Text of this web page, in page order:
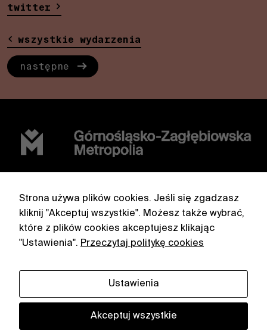
twitter
wszystkie wydarzenia
następne
Górnośląsko-Zagłębiowska Metropolia
ul. Barbary 21A, 40-053 Katowice
facebook
partnerzy
prywatności
zmień ustawienia
cookies
Strona używa plików cookies. Jeśli się zgadzasz
kliknij "Akceptuj wszystkie". Możesz także wybrać,
które z plików cookies akceptujesz klikając
"Ustawienia". Przeczytaj politykę cookies
Ustawienia
Akceptuj wszystkie